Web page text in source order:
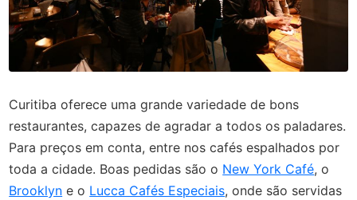
Curitiba oferece uma grande variedade de bons
restaurantes, capazes de agradar a todos os paladares.
Para preços em conta, entre nos cafés espalhados por
toda a cidade. Boas pedidas são o New York Café, o
Brooklyn e o Lucca Cafés Especiais, onde são servidas